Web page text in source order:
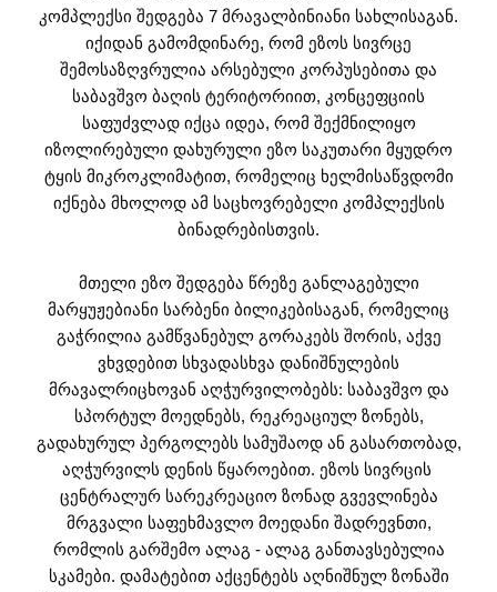
კომპლექსი შედგება 7 მრავალბინიანი სახლისაგან.
იქიდან გამომდინარე, რომ ეზოს სივრცე
შემოსაზღვრულია არსებული კორპუსებითა და
საბავშვო ბაღის ტერიტორიით, კონცეფციის
საფუძვლად იქცა იდეა, რომ შექმნილიყო
იზოლირებული დახურული ეზო საკუთარი მყუდრო
ტყის მიკროკლიმატით, რომელიც ხელმისაწვდომი
იქნება მხოლოდ ამ საცხოვრებელი კომპლექსის
ბინადრებისთვის.
მთელი ეზო შედგება წრეზე განლაგებული
მარყუჟებიანი სარბენი ბილიკებისაგან, რომელიც
გაჭრილია გამწვანებულ გორაკებს შორის, აქვე
ვხვდებით სხვადასხვა დანიშნულების
მრავალრიცხოვან აღჭურვილობებს: საბავშვო და
სპორტულ მოედნებს, რეკრეაციულ ზონებს,
გადახურულ პერგოლებს სამუშაოდ ან გასართობად,
აღჭურვილს დენის წყაროებით. ეზოს სივრცის
ცენტრალურ სარეკრეაციო ზონად გვევლინება
მრგვალი საფეხმავლო მოედანი შადრევნთი,
რომლის გარშემო ალაგ - ალაგ განთავსებულია
სკამები. დამატებით აქცენტებს აღნიშნულ ზონაში